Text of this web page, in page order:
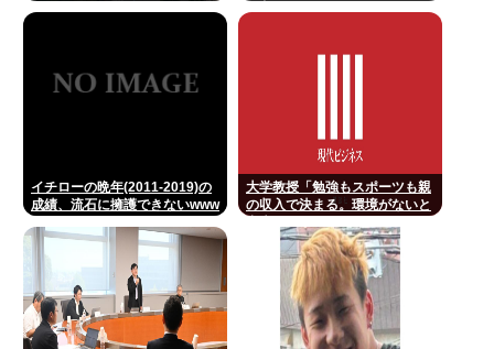
イチローの晩年(2011-2019)の
成績、流石に擁護できないwww
大学教授「勉強もスポーツも親
の収入で決まる。環境がないと